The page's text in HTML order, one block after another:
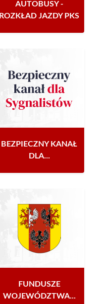
AUTOBUSY -
ROZKŁAD JAZDY PKS
BEZPIECZNY KANAŁ
DLA...
FUNDUSZE
WOJEWÓDZTWA...